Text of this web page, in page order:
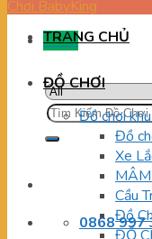
Menu
Tìm
kiếm:
0868 997
TRANG CHỦ
ĐỒ CHƠI
Đồ chơi
Đồ
Xe
Cầu
Đồ